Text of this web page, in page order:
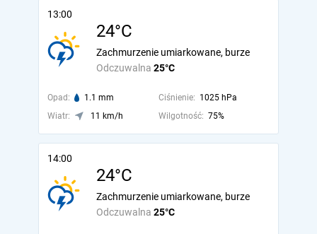
13:00
24°C
Odczuwalna 25°C
Zachmurzenie umiarkowane, burze
Opad: 1.1 mm Ciśnienie: 1025 hPa
Wiatr:
11 km/h Wilgotność: 75%
14:00
24°C
Odczuwalna 25°C
Zachmurzenie umiarkowane, burze